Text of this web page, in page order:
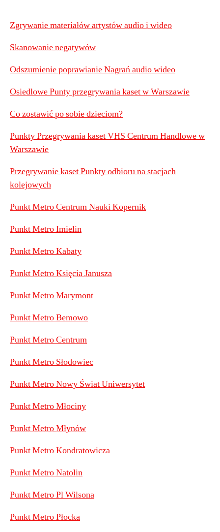
Zgrywanie materiałów artystów audio i wideo
Skanowanie negatywów
Odszumienie poprawianie Nagrań audio wideo
Osiedlowe Punty przegrywania kaset w Warszawie
Co zostawić po sobie dzieciom?
Punkty Przegrywania kaset VHS Centrum Handlowe w
Warszawie
Przegrywanie kaset Punkty odbioru na stacjach
kolejowych
Punkt Metro Centrum Nauki Kopernik
Punkt Metro Imielin
Punkt Metro Kabaty
Punkt Metro Księcia Janusza
Punkt Metro Marymont
Punkt Metro Bemowo
Punkt Metro Centrum
Punkt Metro Słodowiec
Punkt Metro Nowy Świat Uniwersytet
Punkt Metro Młociny
Punkt Metro Młynów
Punkt Metro Kondratowicza
Punkt Metro Natolin
Punkt Metro Pl Wilsona
Punkt Metro Płocka